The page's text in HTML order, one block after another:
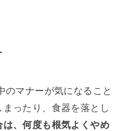
マナーが気になること
ったり、食器を落とし
、何度も根気よくやめ